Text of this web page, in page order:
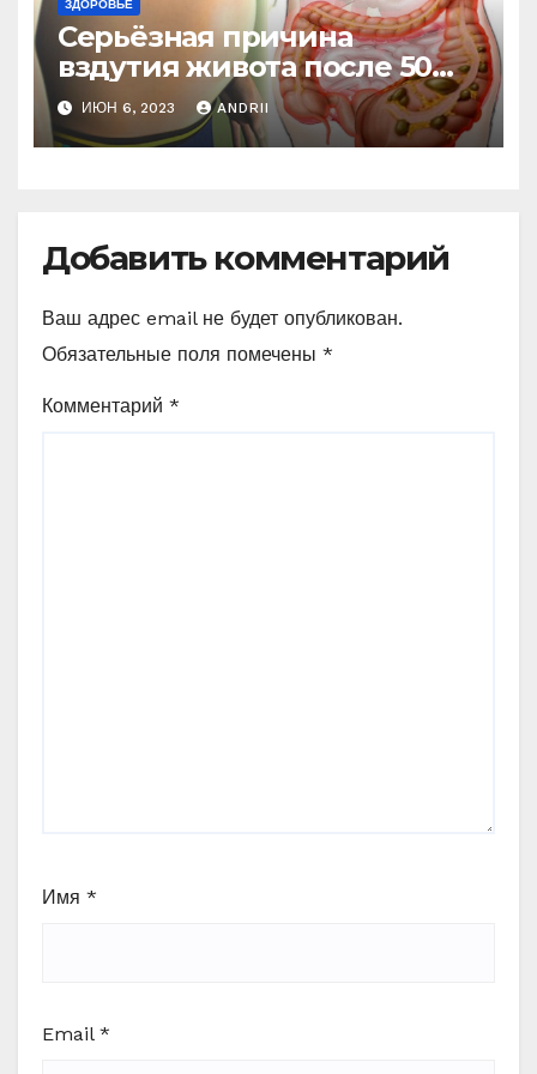
ЗДОРОВЬЕ
Серьёзная причина
вздутия живота после 50
лет. Многие обращают на
это внимание, когда
становится поздно!
ИЮН 6, 2023 ANDRII
Добавить комментарий
Ваш адрес email не будет опубликован.
Обязательные поля помечены *
Комментарий *
Имя *
Email *